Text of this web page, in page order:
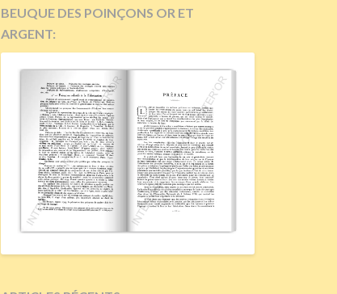
BEUQUE DES POINÇONS OR ET
ARGENT: